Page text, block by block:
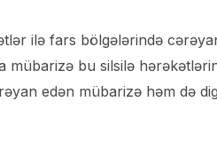
ilə fars bölgələrində
mübarizə bu silsilə
edən mübarizə həm də